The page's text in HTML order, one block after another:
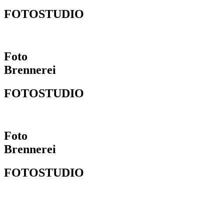
FOTOSTUDIO
Foto
Brennerei
FOTOSTUDIO
Foto
Brennerei
FOTOSTUDIO